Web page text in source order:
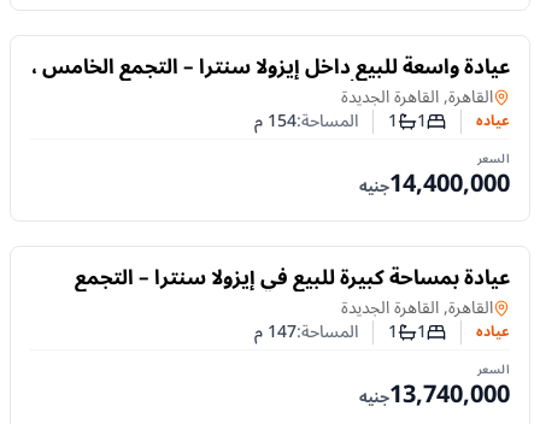
للبيع
عيادة واسعة للبيع داخل إيزولا سنترا – التجمع الخامس ،
مع خطة سداد تبدأ من 8% مقدم
عيادهفي
القاهرة, القاهرة الجديدة
عياده عدد غرف النوم
1عدد الحمامات
1 المساحة:154م
السعر
14,400,000جنيه
للبيع
عيادة بمساحة كبيرة للبيع في إيزولا سنترا – التجمع
الخامس | 147 م² | فرصة للاستثمار الطبي
عيادهفي
القاهرة, القاهرة الجديدة
عياده عدد غرف النوم
1عدد الحمامات
1 المساحة:147م
السعر
13,740,000جنيه